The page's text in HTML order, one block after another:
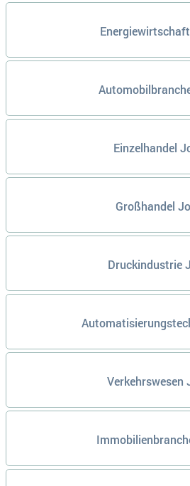
Einzelhandel
Großhandel
Druckindustrie
Verkehrswesen